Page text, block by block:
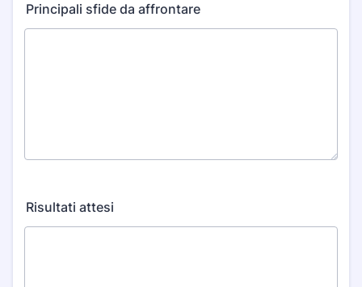
Principali sfide da affrontare
Risultati attesi